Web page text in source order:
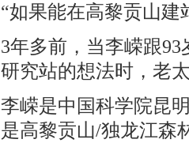
“如果能在高黎贡山建
3年多前，当李嵘跟
研究站的想法时，老
李嵘是中国科学院昆
是高黎贡山/独龙江森